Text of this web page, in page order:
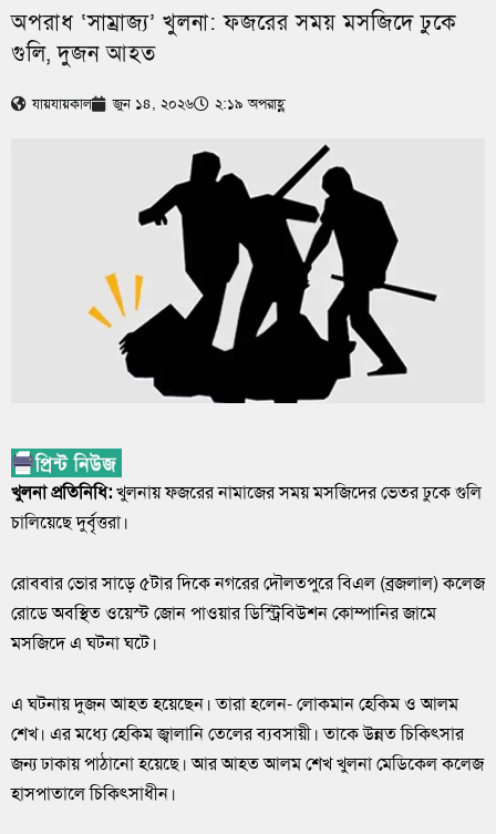
অপরাধ ‘সাম্রাজ্য’ খুলনা: ফজরের সময় মসজিদে ঢুকে
গুলি, দুজন আহত
যায়যায়কাল জুন ১৪, ২০২৬ ২:১৯ অপরাহ্ণ
খুলনা প্রতিনিধি:খুলনায় ফজরের নামাজের সময় মসজিদের ভেতর ঢুকে গুলি
চালিয়েছে দুর্বৃত্তরা।
রোববার ভোর সাড়ে ৫টার দিকে নগরের দৌলতপুরে বিএল (ব্রজলাল) কলেজ
রোডে অবস্থিত ওয়েস্ট জোন পাওয়ার ডিস্ট্রিবিউশন কোম্পানির জামে
মসজিদে এ ঘটনা ঘটে।
এ ঘটনায় দুজন আহত হয়েছেন। তারা হলেন- লোকমান হেকিম ও আলম
শেখ। এর মধ্যে হেকিম জ্বালানি তেলের ব্যবসায়ী। তাকে উন্নত চিকিৎসার
জন্য ঢাকায় পাঠানো হয়েছে। আর আহত আলম শেখ খুলনা মেডিকেল কলেজ
হাসপাতালে চিকিৎসাধীন।